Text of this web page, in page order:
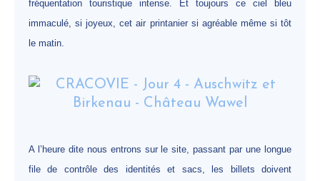
fréquentation touristique intense. Et toujours ce ciel bleu
immaculé, si joyeux, cet air printanier si agréable même si tôt
le matin.
A l’heure dite nous entrons sur le site, passant par une longue
file de contrôle des identités et sacs, les billets doivent